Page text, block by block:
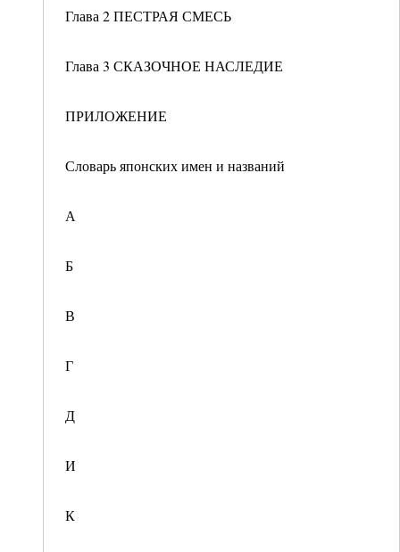
Глава 2 ПЕСТРАЯ СМЕСЬ
Глава 3 СКАЗОЧНОЕ НАСЛЕДИЕ
ПРИЛОЖЕНИЕ
Словарь японских имен и названий
А
Б
В
Г
Д
И
К